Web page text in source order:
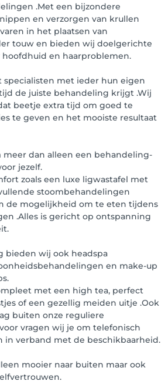
.Met een bijzondere
en verzorgen van krullen
in het plaatsen van
touw en bieden wij doelgerichte
en haarproblemen.
specialisten met ieder hun eigen
de juiste behandeling krijgt .Wij
beetje extra tijd om goed te
te geven en het mooiste resultaat
meer dan alleen een behandeling-
jezelf.
zoals een luxe ligwastafel met
stoombehandelingen
de mogelijkheid om te eten tijdens
.Alles is gericht op ontspanning
bieden wij ook headspa
en make-up
met een high tea, perfect
of een gezellig meiden uitje .Ook
buiten onze reguliere
vragen wij je om telefonisch
in verband met de beschikbaarheid.
mooier naar buiten maar ook